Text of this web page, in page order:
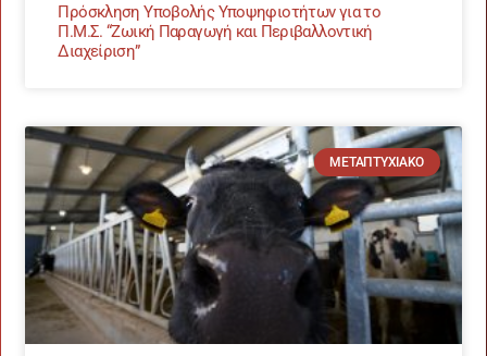
Πρόσκληση Υποβολής Υποψηφιοτήτων για το
Π.Μ.Σ. “Ζωική Παραγωγή και Περιβαλλοντική
Διαχείριση”
ΜΕΤΑΠΤΥΧΙΑΚΌ